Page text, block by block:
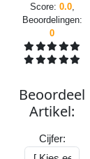
Score: 0.0,
Beoordelingen:
0
Beoordeel
Artikel:
Cijfer: